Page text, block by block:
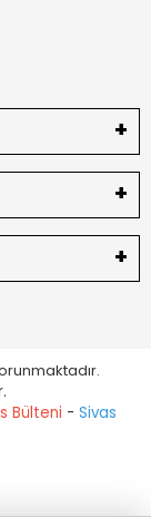
Bülteni - Sivas